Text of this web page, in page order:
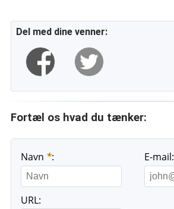
Del med dine venner:
Fortæl os hvad du tænker:
Navn *: E-mail:
URL: